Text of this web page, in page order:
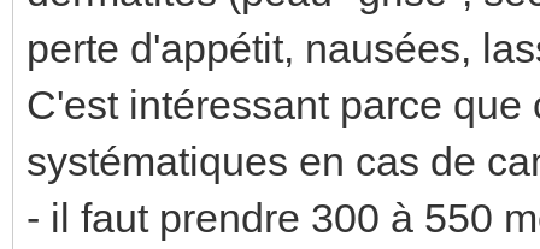
perte d'appétit, nausées,
C'est intéressant parce
systématiques en cas de
- il faut prendre 300 à 550